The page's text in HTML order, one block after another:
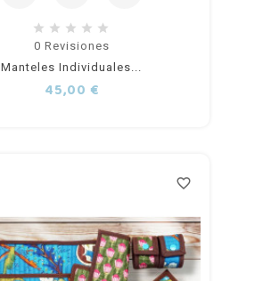
Añadir
al
0 Revisiones
Manteles Individuales...
45,00 €Precio
favorite_border